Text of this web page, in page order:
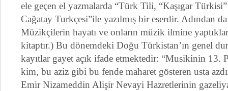
ele geçen el yazmalarda “Türk Tili, “Kaşıgar
Cağatay Turkçesi”ile yazılmış bir eserdir. Adından
Müzikçilerin hayatı ve onların müzik ilmine
kitaptır.) Bu dönemdeki Doğu Türkistan’ın genel
kayıtlar gayet açık ifade etmektedir: “Musikinin 13.
kim, bu aziz gibi bu fende maharet gösteren usta
Emir Nizameddin Alişir Nevayi Hazretlerinin